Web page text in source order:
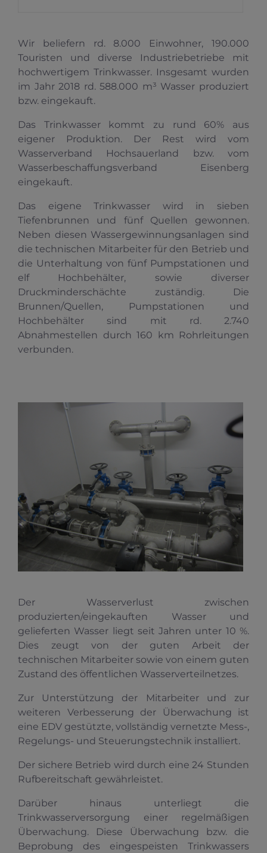
Wir beliefern rd. 8.000 Einwohner, 190.000
Touristen und diverse Industriebetriebe mit
hochwertigem Trinkwasser. Insgesamt wurden
im Jahr 2018 rd. 588.000 m³ Wasser produziert
bzw. eingekauft.
Das Trinkwasser kommt zu rund 60% aus
eigener Produktion. Der Rest wird vom
Wasserverband Hochsauerland bzw. vom
Wasserbeschaffungsverband Eisenberg
eingekauft.
Das eigene Trinkwasser wird in sieben
Tiefenbrunnen und fünf Quellen gewonnen.
Neben diesen Wassergewinnungsanlagen sind
die technischen Mitarbeiter für den Betrieb und
die Unterhaltung von fünf Pumpstationen und
elf Hochbehälter, sowie diverser
Druckminderschächte zuständig. Die
Brunnen/Quellen, Pumpstationen und
Hochbehälter sind mit rd. 2.740
Abnahmestellen durch 160 km Rohrleitungen
verbunden.
Der Wasserverlust zwischen
produzierten/eingekauften Wasser und
gelieferten Wasser liegt seit Jahren unter 10 %.
Dies zeugt von der guten Arbeit der
technischen Mitarbeiter sowie von einem guten
Zustand des öffentlichen Wasserverteilnetzes.
Zur Unterstützung der Mitarbeiter und zur
weiteren Verbesserung der Überwachung ist
eine EDV gestützte, vollständig vernetzte Mess-,
Regelungs- und Steuerungstechnik installiert.
Der sichere Betrieb wird durch eine 24 Stunden
Rufbereitschaft gewährleistet.
Darüber hinaus unterliegt die
Trinkwasserversorgung einer regelmäßigen
Überwachung. Diese Überwachung bzw. die
Beprobung des eingespeisten Trinkwassers